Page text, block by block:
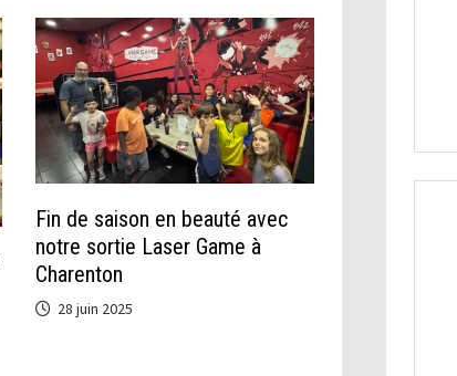
Fin de saison en beauté avec
notre sortie Laser Game à
Charenton
28 juin 2025